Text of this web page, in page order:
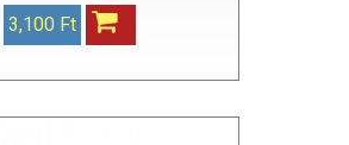
3,100 Ft